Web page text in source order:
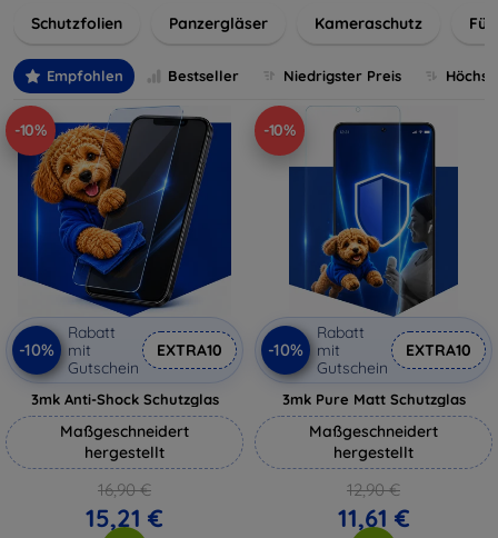
wertvolles Gerät mit unseren langlebigen und zuverlässigen
digitales Erlebnis.
Schutzfolien Panzergläser Kameraschutz
Empfohlen Bestseller Niedrigster Preis
-10%
-10%
Rabatt
mit
Gutschein
EXTRA10
3mk Anti-Shock Schutzglas
Maßgeschneidert
hergestellt
16,90 €
15,21 €
-10%
-10%
Rabatt
mit
Gutschein
EXTRA10
3mk Pure Matt Schutzglas
Maßgeschneidert
hergestellt
12,90 €
11,61 €